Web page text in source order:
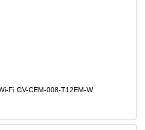
Fi GV-CEM-008-T12EM-W